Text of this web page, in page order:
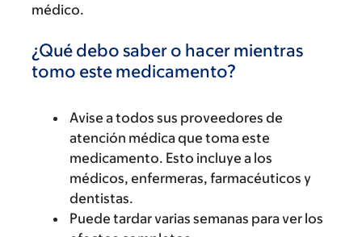
médico.
¿Qué debo saber o hacer mientras
tomo este medicamento?
Avise a todos sus proveedores de
atención médica que toma este
medicamento. Esto incluye a los
médicos, enfermeras, farmacéuticos y
dentistas.
Puede tardar varias semanas para ver los